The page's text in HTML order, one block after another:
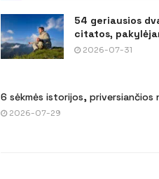
54 geriausios
citatos,
2026-07-31
6 sėkmės istorijos, priversiančios
2026-07-29